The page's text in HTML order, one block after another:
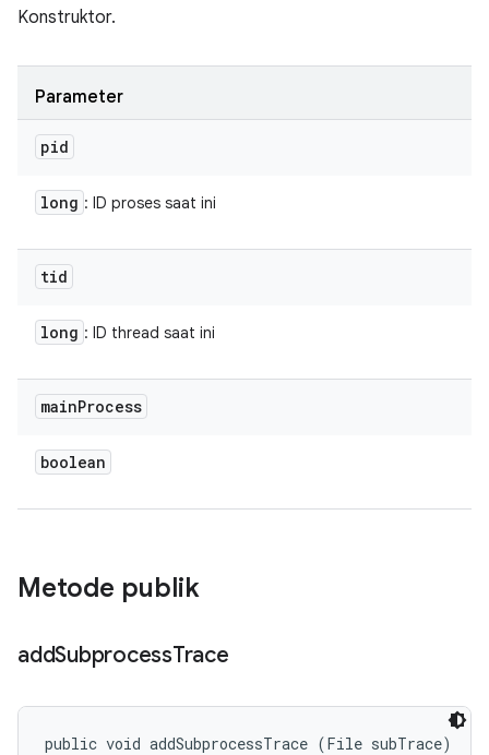
Konstruktor.
Parameter
pid
long : ID proses saat ini
tid
long : ID thread saat ini
mainProcess
boolean
Metode publik
addSubprocessTrace
public void addSubprocessTrace (File subTrace)